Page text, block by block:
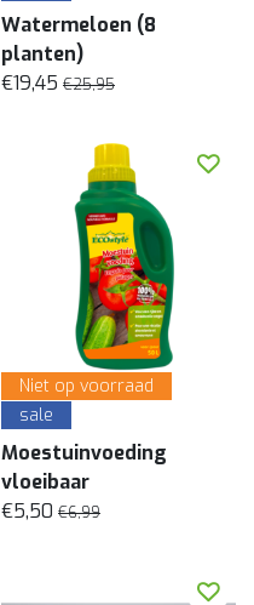
Watermeloen (8
planten)
€19,45 €25,95
Niet op voorraad
sale
Moestuinvoeding
vloeibaar
€5,50 €6,99